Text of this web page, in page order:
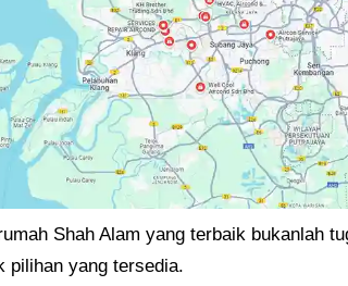
Shah Alam yang terbaik bukanlah
pilihan yang tersedia.